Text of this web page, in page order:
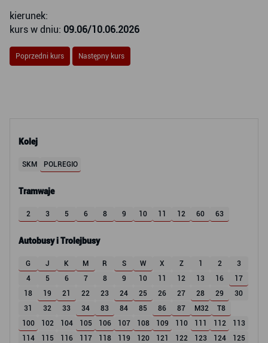
Kolej
SKM POLREGIO
Tramwaje
2 3 5 6 8 9 10 11 12 60 63
Autobusy i Trolejbusy
G J K M R S W X Z 1 2
3
4
5 6 7 8 9 10 11 12 13 16
17
18
19 21 22 23 24 25 26 27 28 29
30
31
32 33 34 83 84 85 86 87 M32
T8
100
102 104 105 106 107 108 109 110 111 112
113
114
115 116 117 118 119 120 121 122 123 124
125
kierunek:
kurs w dniu: 09.06/10.06.2026
Poprzedni kurs Następny kurs